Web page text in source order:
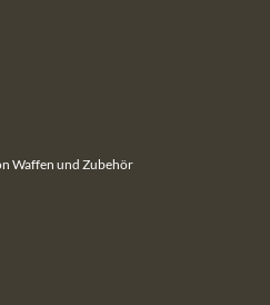
Waffen und Zubehör